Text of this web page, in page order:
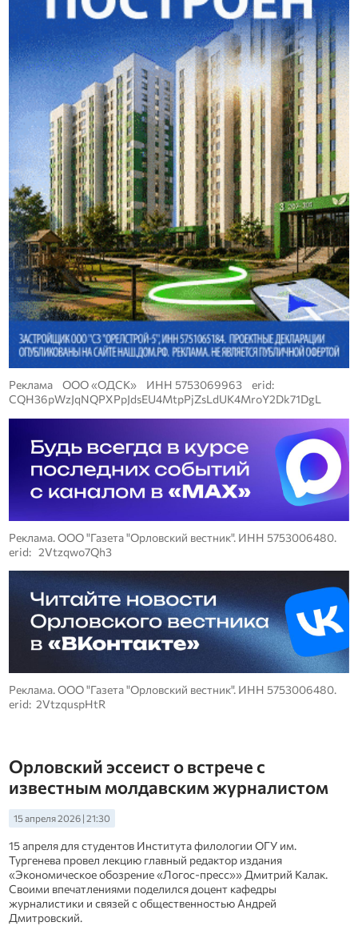
Реклама ООО «ОДСК» ИНН 5753069963 erid:
CQH36pWzJqNQPXPpJdsEU4MtpPjZsLdUK4MroY2Dk71DgL
Реклама. ООО "Газета "Орловский вестник". ИНН 5753006480.
erid: 2Vtzqwo7Qh3
Реклама. ООО "Газета "Орловский вестник". ИНН 5753006480.
erid: 2VtzquspHtR
Орловский эссеист о встрече с
известным молдавским журналистом
15 апреля 2026 | 21:30
15 апреля для студентов Института филологии ОГУ им.
Тургенева провел лекцию главный редактор издания
«Экономическое обозрение «Логос-пресс»» Дмитрий Калак.
Своими впечатлениями поделился доцент кафедры
журналистики и связей с общественностью Андрей
Дмитровский.